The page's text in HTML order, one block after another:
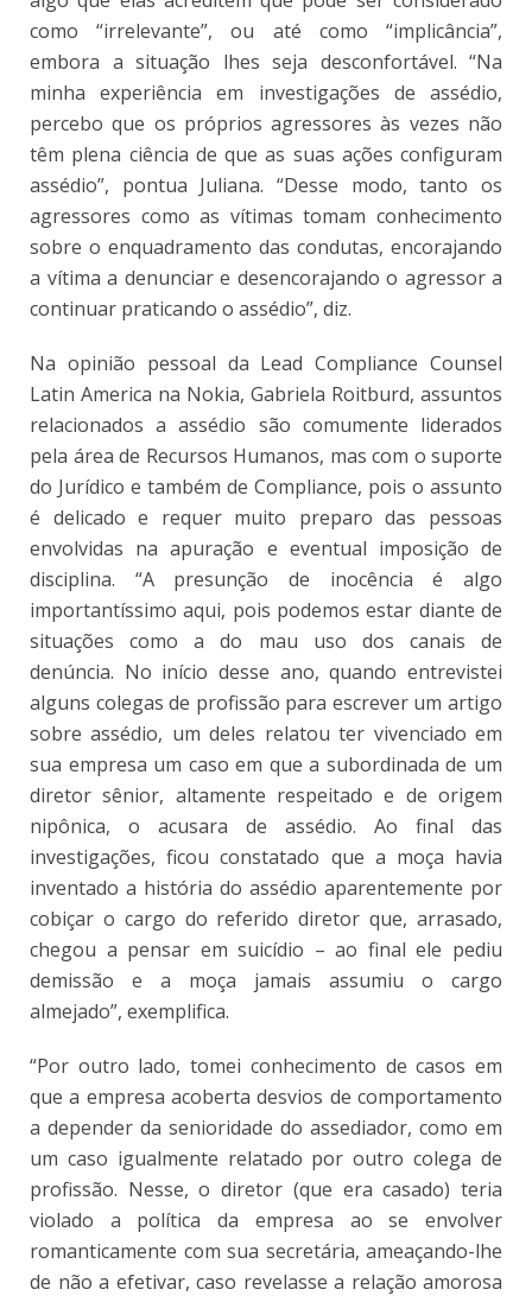
como “irrelevante”, ou até como “implicância”,
embora a situação lhes seja desconfortável. “Na
minha experiência em investigações de assédio,
percebo que os próprios agressores às vezes não
têm plena ciência de que as suas ações configuram
assédio”, pontua Juliana. “Desse modo, tanto os
agressores como as vítimas tomam conhecimento
sobre o enquadramento das condutas, encorajando
a vítima a denunciar e desencorajando o agressor a
continuar praticando o assédio”, diz.
Na opinião pessoal da Lead Compliance Counsel
Latin America na Nokia, Gabriela Roitburd, assuntos
relacionados a assédio são comumente liderados
pela área de Recursos Humanos, mas com o suporte
do Jurídico e também de Compliance, pois o assunto
é delicado e requer muito preparo das pessoas
envolvidas na apuração e eventual imposição de
disciplina. “A presunção de inocência é algo
importantíssimo aqui, pois podemos estar diante de
situações como a do mau uso dos canais de
denúncia. No início desse ano, quando entrevistei
alguns colegas de profissão para escrever um artigo
sobre assédio, um deles relatou ter vivenciado em
sua empresa um caso em que a subordinada de um
diretor sênior, altamente respeitado e de origem
nipônica, o acusara de assédio. Ao final das
investigações, ficou constatado que a moça havia
inventado a história do assédio aparentemente por
cobiçar o cargo do referido diretor que, arrasado,
chegou a pensar em suicídio – ao final ele pediu
demissão e a moça jamais assumiu o cargo
almejado”, exemplifica.
“Por outro lado, tomei conhecimento de casos em
que a empresa acoberta desvios de comportamento
a depender da senioridade do assediador, como em
um caso igualmente relatado por outro colega de
profissão. Nesse, o diretor (que era casado) teria
violado a política da empresa ao se envolver
romanticamente com sua secretária, ameaçando-lhe
de não a efetivar, caso revelasse a relação amorosa